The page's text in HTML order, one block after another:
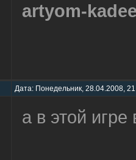
artyom-
Дата: Понедельник, 28.04.2008,
а в этой игре